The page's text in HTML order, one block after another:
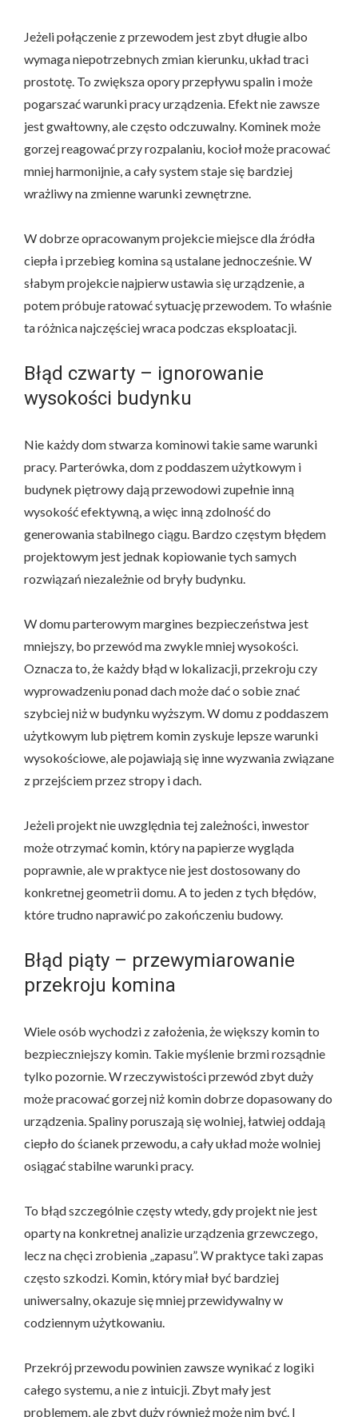
Jeżeli połączenie z przewodem jest zbyt długie albo
wymaga niepotrzebnych zmian kierunku, układ traci
prostotę. To zwiększa opory przepływu spalin i może
pogarszać warunki pracy urządzenia. Efekt nie zawsze
jest gwałtowny, ale często odczuwalny. Kominek może
gorzej reagować przy rozpalaniu, kocioł może pracować
mniej harmonijnie, a cały system staje się bardziej
wrażliwy na zmienne warunki zewnętrzne.
W dobrze opracowanym projekcie miejsce dla źródła
ciepła i przebieg komina są ustalane jednocześnie. W
słabym projekcie najpierw ustawia się urządzenie, a
potem próbuje ratować sytuację przewodem. To właśnie
ta różnica najczęściej wraca podczas eksploatacji.
Błąd czwarty – ignorowanie
wysokości budynku
Nie każdy dom stwarza kominowi takie same warunki
pracy. Parterówka, dom z poddaszem użytkowym i
budynek piętrowy dają przewodowi zupełnie inną
wysokość efektywną, a więc inną zdolność do
generowania stabilnego ciągu. Bardzo częstym błędem
projektowym jest jednak kopiowanie tych samych
rozwiązań niezależnie od bryły budynku.
W domu parterowym margines bezpieczeństwa jest
mniejszy, bo przewód ma zwykle mniej wysokości.
Oznacza to, że każdy błąd w lokalizacji, przekroju czy
wyprowadzeniu ponad dach może dać o sobie znać
szybciej niż w budynku wyższym. W domu z poddaszem
użytkowym lub piętrem komin zyskuje lepsze warunki
wysokościowe, ale pojawiają się inne wyzwania związane
z przejściem przez stropy i dach.
Jeżeli projekt nie uwzględnia tej zależności, inwestor
może otrzymać komin, który na papierze wygląda
poprawnie, ale w praktyce nie jest dostosowany do
konkretnej geometrii domu. A to jeden z tych błędów,
które trudno naprawić po zakończeniu budowy.
Błąd piąty – przewymiarowanie
przekroju komina
Wiele osób wychodzi z założenia, że większy komin to
bezpieczniejszy komin. Takie myślenie brzmi rozsądnie
tylko pozornie. W rzeczywistości przewód zbyt duży
może pracować gorzej niż komin dobrze dopasowany do
urządzenia. Spaliny poruszają się wolniej, łatwiej oddają
ciepło do ścianek przewodu, a cały układ może wolniej
osiągać stabilne warunki pracy.
To błąd szczególnie częsty wtedy, gdy projekt nie jest
oparty na konkretnej analizie urządzenia grzewczego,
lecz na chęci zrobienia „zapasu”. W praktyce taki zapas
często szkodzi. Komin, który miał być bardziej
uniwersalny, okazuje się mniej przewidywalny w
codziennym użytkowaniu.
Przekrój przewodu powinien zawsze wynikać z logiki
całego systemu, a nie z intuicji. Zbyt mały jest
problemem, ale zbyt duży również może nim być. I